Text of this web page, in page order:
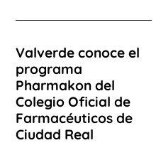
Valverde conoce el
programa
Pharmakon del
Colegio Oficial de
Farmacéuticos de
Ciudad Real